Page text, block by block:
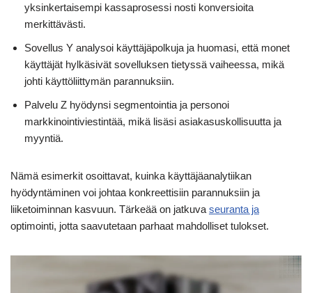
yksinkertaisempi kassaprosessi nosti konversioita
merkittävästi.
Sovellus Y analysoi käyttäjäpolkuja ja huomasi, että monet
käyttäjät hylkäsivät sovelluksen tietyssä vaiheessa, mikä
johti käyttöliittymän parannuksiin.
Palvelu Z hyödynsi segmentointia ja personoi
markkinointiviestintää, mikä lisäsi asiakasuskollisuutta ja
myyntiä.
Nämä esimerkit osoittavat, kuinka käyttäjäanalytiikan
hyödyntäminen voi johtaa konkreettisiin parannuksiin ja
liiketoiminnan kasvuun. Tärkeää on jatkuva seuranta ja
optimointi, jotta saavutetaan parhaat mahdolliset tulokset.